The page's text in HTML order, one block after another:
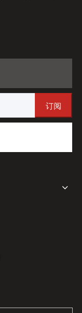
订阅